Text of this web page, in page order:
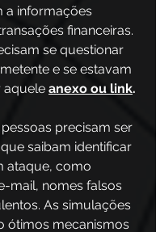
a informações
financeiras.
se questionar
e se estavam
aquele anexo ou link.
precisam ser
saibam identificar
ataque, como
mail, nomes falsos
As simulações
ótimos mecanismos